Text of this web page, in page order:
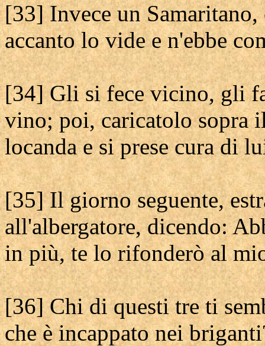
[33] Invece un
accanto lo vide e n'ebbe
[34] Gli si fece vicino, gli
vino; poi, caricatolo sopra
locanda e si prese cura di
[35] Il giorno seguente,
all'albergatore, dicendo:
in più, te lo rifonderò al
[36] Chi di questi tre ti
che è incappato nei